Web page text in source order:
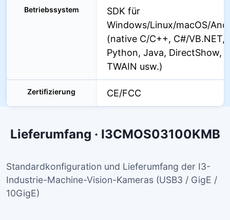
Betriebssystem
SDK für
Windows/Linux/macOS/
(native C/C++, C#/VB.NET,
Python, Java, DirectShow,
TWAIN usw.)
Zertifizierung CE/FCC
Lieferumfang · I3CMOS03100KMB
Standardkonfiguration und Lieferumfang der I3-
Industrie-Machine-Vision-Kameras (USB3 / GigE /
10GigE)